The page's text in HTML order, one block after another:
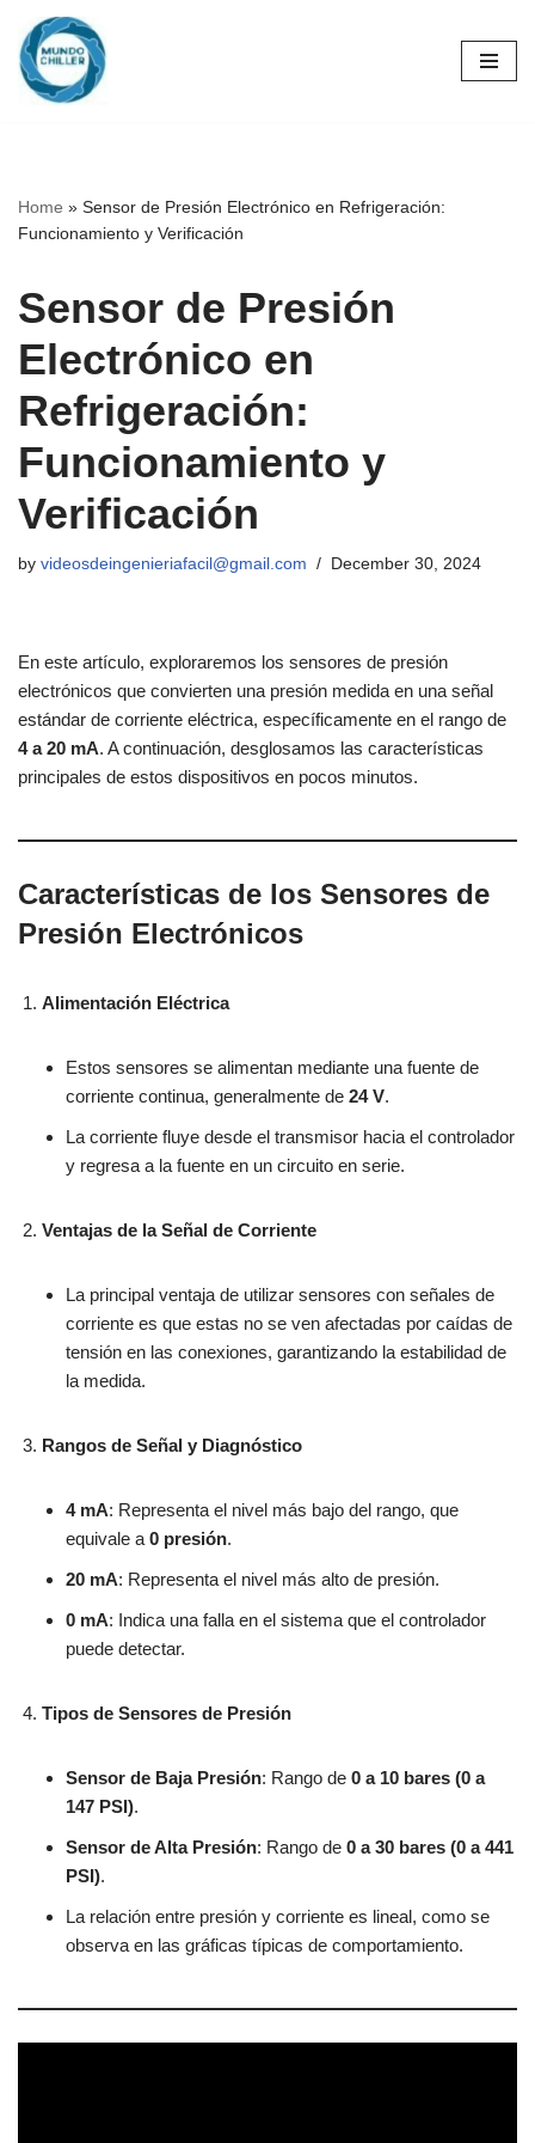
Skip
to
Home » Sensor de Presión Electrónico en Refrigeración:
Funcionamiento y Verificación
Sensor de Presión
Electrónico en
Refrigeración:
Funcionamiento y
Verificación
by videosdeingenieriafacil@gmail.com December 30, 2024
En este artículo, exploraremos los sensores de presión
electrónicos que convierten una presión medida en una señal
estándar de corriente eléctrica, específicamente en el rango de
4 a 20 mA. A continuación, desglosamos las características
principales de estos dispositivos en pocos minutos.
Características de los Sensores de
Presión Electrónicos
Alimentación Eléctrica
Estos sensores se alimentan mediante una fuente de
corriente continua, generalmente de 24 V.
La corriente fluye desde el transmisor hacia el controlador
y regresa a la fuente en un circuito en serie.
Ventajas de la Señal de Corriente
La principal ventaja de utilizar sensores con señales de
corriente es que estas no se ven afectadas por caídas de
tensión en las conexiones, garantizando la estabilidad de
la medida.
Rangos de Señal y Diagnóstico
4 mA: Representa el nivel más bajo del rango, que
equivale a 0 presión.
20 mA: Representa el nivel más alto de presión.
0 mA: Indica una falla en el sistema que el controlador
puede detectar.
Tipos de Sensores de Presión
Sensor de Baja Presión: Rango de 0 a 10 bares (0 a
147 PSI).
Sensor de Alta Presión: Rango de 0 a 30 bares (0 a 441
PSI).
La relación entre presión y corriente es lineal, como se
observa en las gráficas típicas de comportamiento.